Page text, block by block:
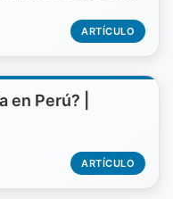
ARTÍCULO
en Perú? |
ARTÍCULO